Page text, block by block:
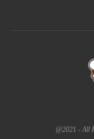
@2021 - All